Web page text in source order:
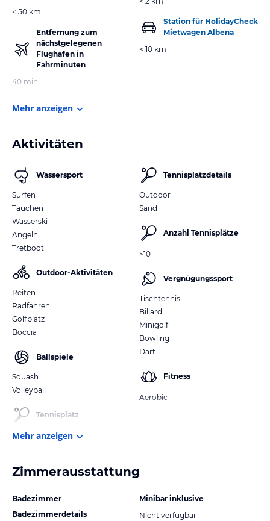
< 50 km
Entfernung zum
nächstgelegenen
Flughafen in
Fahrminuten
40 min
Station für HolidayCheck
Mietwagen Albena
< 10 km
Mehr anzeigen
Aktivitäten
Wassersport
Surfen
Tauchen
Wasserski
Angeln
Tretboot
Outdoor-Aktivitäten
Reiten
Radfahren
Golfplatz
Boccia
Ballspiele
Squash
Volleyball
Tennisplatz
Tennisplatzdetails
Outdoor
Sand
Anzahl Tennisplätze
>10
Vergnügungssport
Tischtennis
Billard
Minigolf
Bowling
Dart
Fitness
Aerobic
Mehr anzeigen
Zimmerausstattung
Badezimmer
Badezimmerdetails
Minibar inklusive
Nicht verfügbar